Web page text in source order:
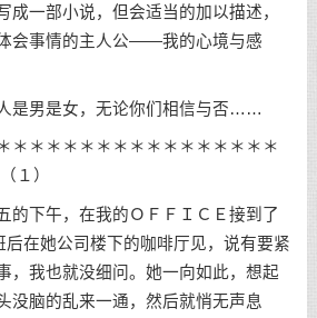
成一部小说，但会适当的加以描述，
会事情的主人公——我的心境与感
是男是女，无论你们相信与否……
＊＊＊＊＊＊＊＊＊＊＊＊＊＊＊＊
１）
的下午，在我的ＯＦＦＩＣＥ接到了
后在她公司楼下的咖啡厅见，说有要紧
，我也就没细问。她一向如此，想起
没脑的乱来一通，然后就悄无声息